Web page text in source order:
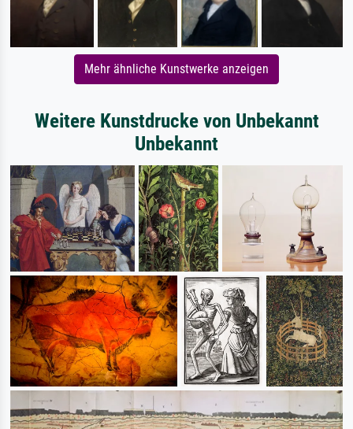
Mehr ähnliche Kunstwerke anzeigen
Weitere Kunstdrucke von Unbekannt
Unbekannt